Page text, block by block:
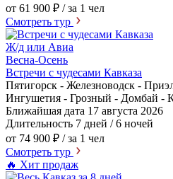
от 61 900 ₽ / за 1 чел
Смотреть тур
Ж/д или Авиа
Весна-Осень
Встречи с чудесами Кавказа
Пятигорск - Железноводск -
Ингушетия - Грозный - Домбай -
Ближайшая дата 17 августа 2026
Длительность 7 дней / 6 ночей
от 74 900 ₽ / за 1 чел
Смотреть тур
🔥 Хит продаж